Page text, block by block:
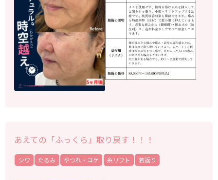
あえての「ふっくら」取り戻す！！！
シワ たるみ やつれ・コケ 糸リフト 若返り